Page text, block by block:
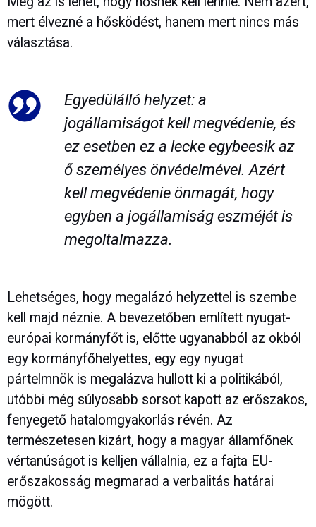
mert élvezné a hősködést, hanem mert nincs más
választása.
Egyedülálló helyzet: a
jogállamiságot kell megvédenie, és
ez esetben ez a lecke egybeesik az
ő személyes önvédelmével. Azért
kell megvédenie önmagát, hogy
egyben a jogállamiság eszméjét is
megoltalmazza.
Lehetséges, hogy megalázó helyzettel is szembe
kell majd néznie. A bevezetőben említett nyugat-
európai kormányfőt is, előtte ugyanabból az okból
egy kormányfőhelyettes, egy egy nyugat
pártelmnök is megalázva hullott ki a politikából,
utóbbi még súlyosabb sorsot kapott az erőszakos,
fenyegető hatalomgyakorlás révén. Az
természetesen kizárt, hogy a magyar államfőnek
vértanúságot is kelljen vállalnia, ez a fajta EU-
erőszakosság megmarad a verbalitás határai
mögött.